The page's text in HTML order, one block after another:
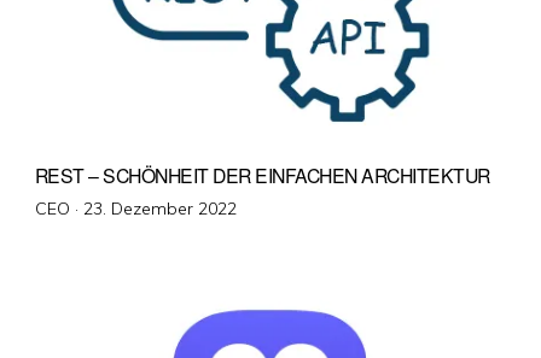
REST – SCHÖNHEIT DER EINFACHEN ARCHITEKTUR
CEO · Veröffentlicht
23. Dezember 2022